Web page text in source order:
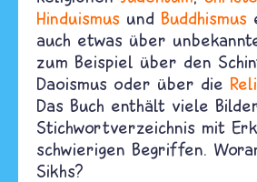
Hinduismus und Buddhismus
auch etwas über
zum Beispiel über den
Daoismus oder über die
Das Buch enthält viele
Stichwortverzeichnis mit
schwierigen Begriffen.
Sikhs?